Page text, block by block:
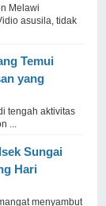
Melawi
asusila, tidak
Temui
yang
tengah aktivitas
...
Sungai
Hari
menyambut